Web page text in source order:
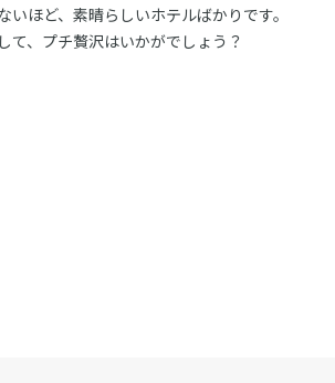
いほど、素晴らしいホテルばかりです。
て、プチ贅沢はいかがでしょう？